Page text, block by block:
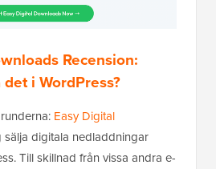
Recension:
i WordPress?
Easy Digital
sälja digitala nedladdningar
Till skillnad från vissa andra e-